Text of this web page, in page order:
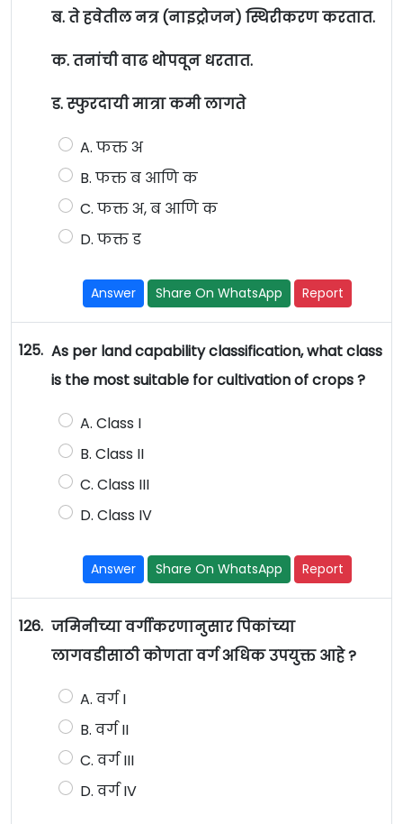
ब. ते हवेतील नत्र (नाइट्रोजन) स्थिरीकरण करतात.
क. तनांची वाढ थोपवून धरतात.
ड. स्फुरदायी मात्रा कमी लागते
A. फक्त अ
B. फक्त ब आणि क
C. फक्त अ, ब आणि क
D. फक्त ड
Answer Share On WhatsApp Report
125. As per land capability classification, what class
is the most suitable for cultivation of crops ?
A. Class I
B. Class II
C. Class III
D. Class IV
Answer Share On WhatsApp Report
126. जमिनीच्या वर्गीकरणानुसार पिकांच्या
लागवडीसाठी कोणता वर्ग अधिक उपयुक्त आहे ?
A. वर्ग I
B. वर्ग II
C. वर्ग III
D. वर्ग IV